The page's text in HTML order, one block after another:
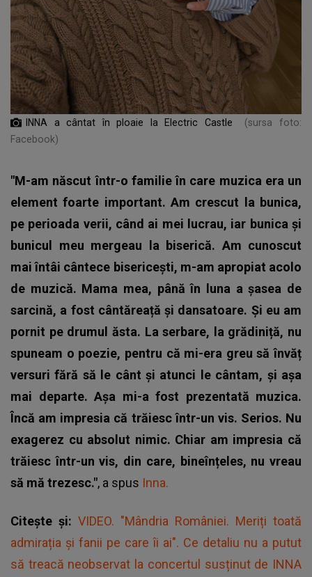
INNA a cântat în ploaie la Electric Castle
(sursa foto:
Facebook)
"M-am născut într-o familie în care muzica era un
element foarte important. Am crescut la bunica,
pe perioada verii, când ai mei lucrau, iar bunica și
bunicul meu mergeau la biserică. Am cunoscut
mai întâi cântece bisericești, m-am apropiat acolo
de muzică. Mama mea, până în luna a șasea de
sarcină, a fost cântăreață și dansatoare. Și eu am
pornit pe drumul ăsta. La serbare, la grădiniță, nu
spuneam o poezie, pentru că mi-era greu să învăț
versuri fără să le cânt și atunci le cântam, și așa
mai departe. Așa mi-a fost prezentată muzica.
Încă am impresia că trăiesc într-un vis. Serios. Nu
exagerez cu absolut nimic. Chiar am impresia că
trăiesc într-un vis, din care, bineînțeles, nu vreau
să mă trezesc.", a spus Inna.
Citește și: VIDEO. "Mândria României. Meriți toată
admirația și fanii pe care îi ai". Ce detaliu nu a putut
să treacă neobservat la concertul susținut de INNA